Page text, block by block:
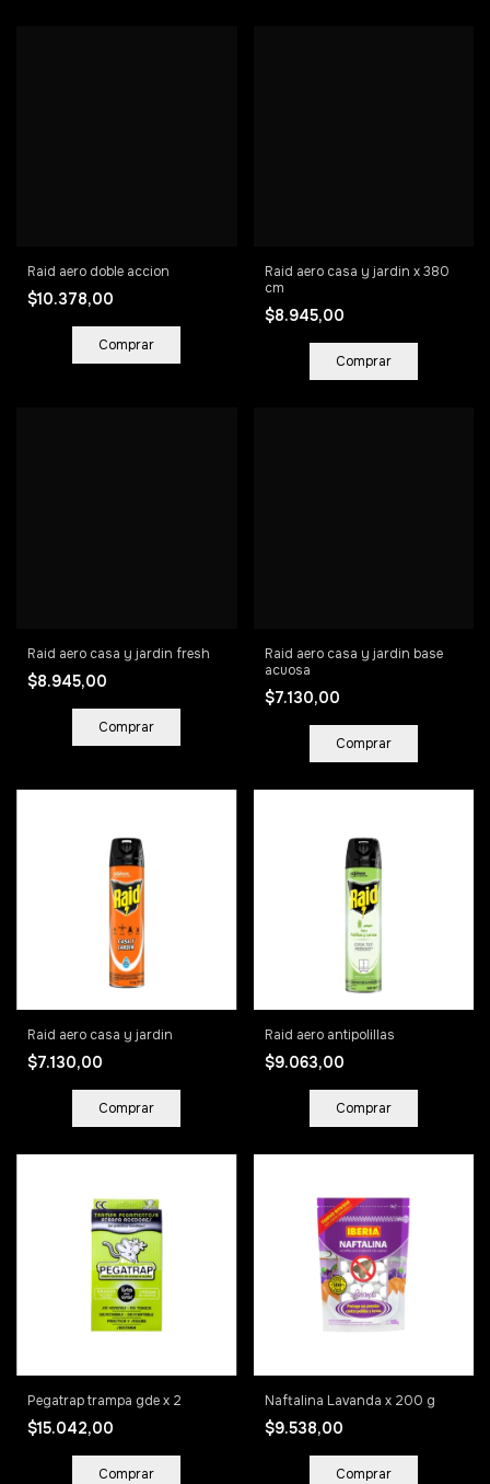
Raid aero doble accion
$10.378,00
Raid aero casa y jardin x 380
cm
$8.945,00
Raid aero casa y jardin fresh
$8.945,00
Raid aero casa y jardin base
acuosa
$7.130,00
Raid aero casa y jardin
$7.130,00
Raid aero antipolillas
$9.063,00
Pegatrap trampa gde x 2
$15.042,00
Naftalina Lavanda x 200 g
$9.538,00